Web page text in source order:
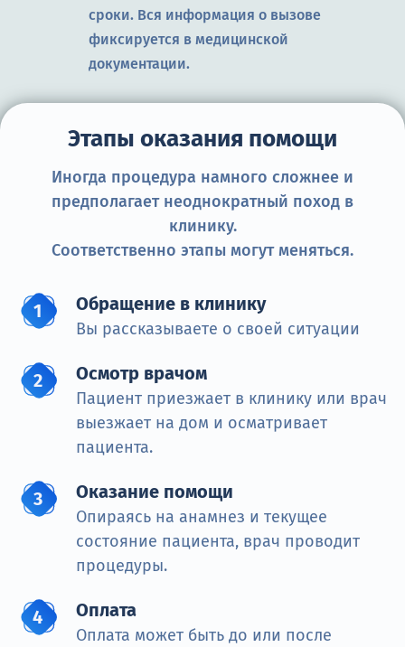
сроки. Вся информация о вызове
фиксируется в медицинской
документации.
Этапы оказания помощи
Иногда процедура намного сложнее и
предполагает неоднократный поход в
клинику.
Соответственно этапы могут меняться.
Обращение в клинику
Вы рассказываете о своей ситуации
Осмотр врачом
Пациент приезжает в клинику или врач
выезжает на дом и осматривает
пациента.
Оказание помощи
Опираясь на анамнез и текущее
состояние пациента, врач проводит
процедуры.
Оплата
Оплата может быть до или после